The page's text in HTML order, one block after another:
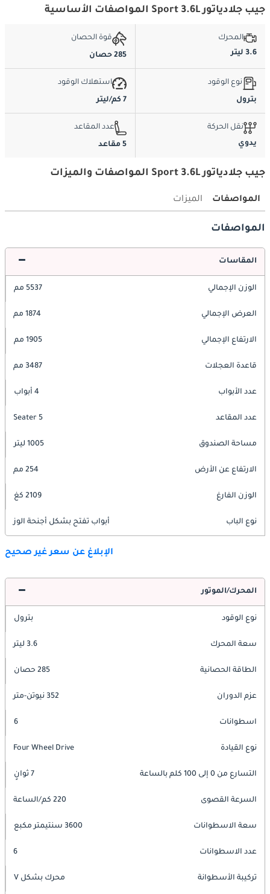
جيب جلادياتور Sport 3.6L المواصفات الأساسية
المحرك
3.6 ليتر
قوة الحصان
285 حصان
نوع الوقود
بترول
استهلاك الوقود
7 كم/ليتر
نقل الحركة
يدوي
عدد المقاعد
5 مقاعد
جيب جلادياتور Sport 3.6L المواصفات والميزات
المواصفات الميزات
المواصفات
المقاسات
الوزن الإجمالي 5537 مم
العرض الإجمالي 1874 مم
الارتفاع الإجمالي 1905 مم
قاعدة العجلات 3487 مم
عدد الأبواب 4 أبواب
عدد المقاعد 5 Seater
مساحة الصندوق 1005 ليتر
الارتفاع عن الأرض 254 مم
الوزن الفارغ 2109 كغ
نوع الباب أبواب تفتح بشكل أجنحة الوز
الإبلاغ عن سعر غير صحيح
المحرك/الموتور
نوع الوقود بترول
سعة المحرك 3.6 ليتر
الطاقة الحصانية 285 حصان
عزم الدوران 352 نيوتن-متر
اسطوانات 6
نوع القيادة Four Wheel Drive
التسارع من 0 إلى 100 كلم بالساعة 7 ثوانٍ
السرعة القصوى 220 كم/الساعة
سعة الاسطوانات 3600 سنتيمتر مكبع
عدد الاسطوانات 6
تركيبة الأسطوانة محرك بشكل V